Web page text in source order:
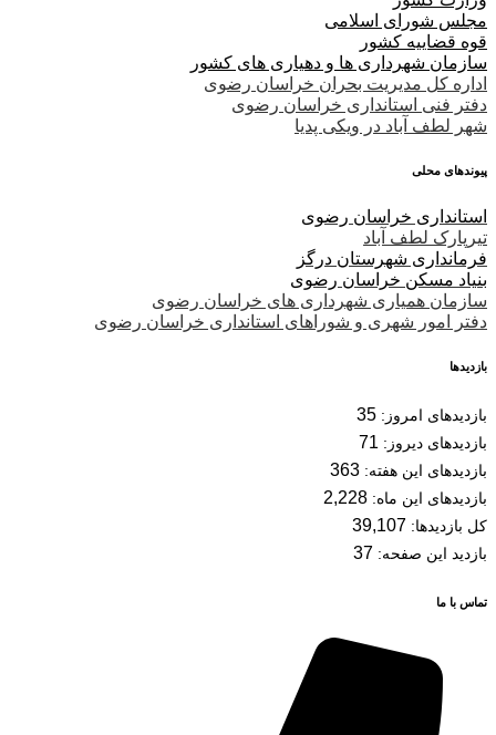
مجلس شورای اسلامی
قوه قضاییه کشور
سازمان شهرداری ها و دهیاری های کشور
اداره کل مدیریت بحران خراسان رضوی
دفتر فنی استانداری خراسان رضوی
شهر لطف آباد در ویکی پدیا
پیوندهای محلی
استانداری خراسان رضوی
تیرپارک لطف آباد
فرمانداری شهرستان درگز
بنیاد مسکن خراسان رضوی
سازمان همیاری شهرداری های خراسان رضوی
دفتر امور شهری و شوراهای استانداری خراسان رضوی
بازدیدها
بازدیدهای امروز: 35
بازدیدهای دیروز: 71
بازدیدهای این هفته: 363
بازدیدهای این ماه: 2,228
کل بازدیدها: 39,107
بازدید این صفحه: 37
تماس با ما